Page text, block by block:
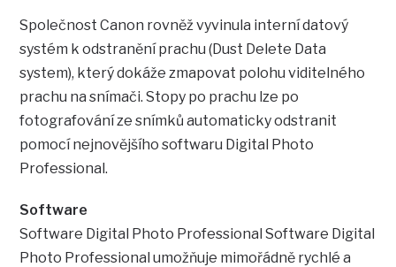
Společnost Canon rovněž vyvinula interní datový
systém k odstranění prachu (Dust Delete Data
system), který dokáže zmapovat polohu viditelného
prachu na snímači. Stopy po prachu lze po
fotografování ze snímků automaticky odstranit
pomocí nejnovějšího softwaru Digital Photo
Professional.
Software
Software Digital Photo Professional Software Digital
Photo Professional umožňuje mimořádně rychlé a